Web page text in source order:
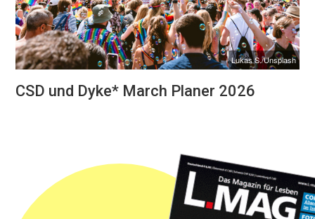
Lukas S./Unsplash
CSD und Dyke* March Planer 2026